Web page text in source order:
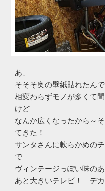
あ、
そそそ奥の壁紙貼れたん
相変わらずモノが多くて
けど
なんか広くなったから～
てきた！
サンタさんに軟らかめの
で
ヴィンテージっぽい味の
あと大きいテレビ！ デ